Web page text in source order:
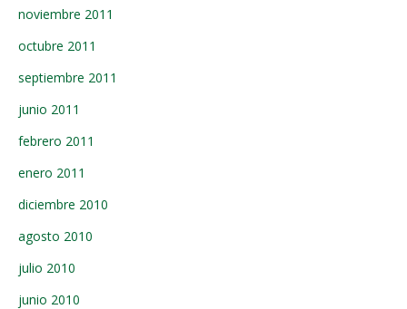
noviembre 2011
octubre 2011
septiembre 2011
junio 2011
febrero 2011
enero 2011
diciembre 2010
agosto 2010
julio 2010
junio 2010